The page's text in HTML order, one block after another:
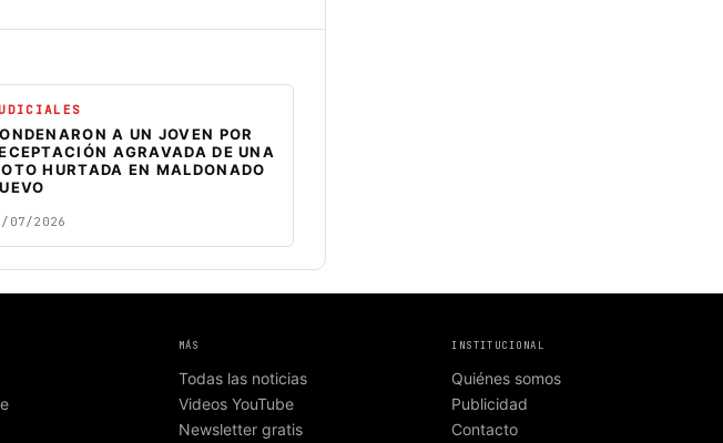
A UN JOVEN POR
AGRAVADA DE UNA
HURTADA EN MALDONADO
07/2026
MÁS
Todas las noticias
Videos YouTube
Newsletter gratis
INSTITUCIONAL
Quiénes somos
Publicidad
Contacto